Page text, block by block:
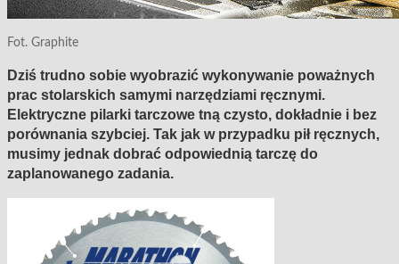
Fot. Graphite
Dziś trudno sobie wyobrazić wykonywanie poważnych
prac stolarskich samymi narzędziami ręcznymi.
Elektryczne pilarki tarczowe tną czysto, dokładnie i bez
porównania szybciej. Tak jak w przypadku pił ręcznych,
musimy jednak dobrać odpowiednią tarczę do
zaplanowanego zadania.